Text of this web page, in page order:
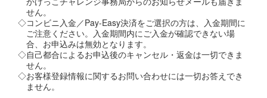
せん。
◇コンビニ入金／Pay-Easy決済をご選択の方は、入金期間に
ご注意ください。入金期間内にご入金が確認できない場
合、お申込みは無効となります。
◇自己都合によるお申込後のキャンセル・返金は一切できま
せん。
◇お客様登録情報に関するお問い合わせには一切お答えでき
ません。